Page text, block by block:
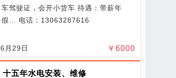
车驾驶证，会开小货车 待遇：带薪年
假… 电话：13063287616
￥ 6000
6月29日
十五年水电安装、维修